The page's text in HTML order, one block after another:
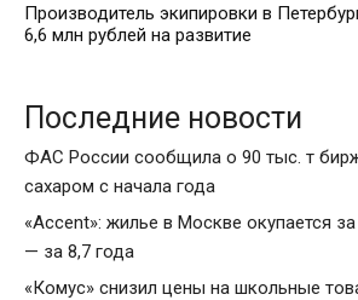
Производитель экипировки в
6,6 млн рублей на развитие
Последние новости
ФАС России сообщила о 90 тыс. т
сахаром с начала года
«Accent»: жилье в Москве окупается
— за 8,7 года
«Комус» снизил цены на школьные